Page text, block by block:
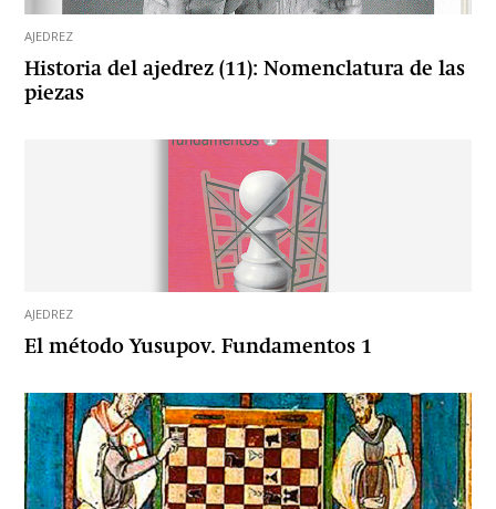
AJEDREZ
Historia del ajedrez (11): Nomenclatura de las
piezas
AJEDREZ
El método Yusupov. Fundamentos 1